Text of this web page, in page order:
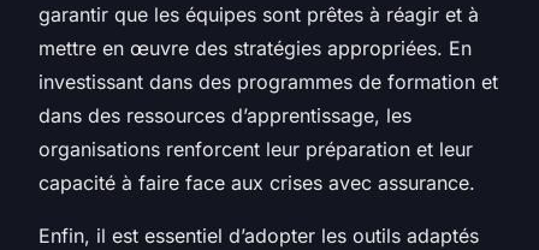
garantir que les équipes sont prêtes à réagir et à
mettre en œuvre des stratégies appropriées. En
investissant dans des programmes de formation et
dans des ressources d’apprentissage, les
organisations renforcent leur préparation et leur
capacité à faire face aux crises avec assurance.
Enfin, il est essentiel d’adopter les outils adaptés